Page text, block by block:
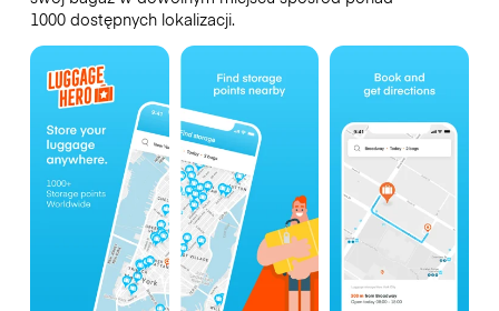
1000 dostępnych lokalizacji.